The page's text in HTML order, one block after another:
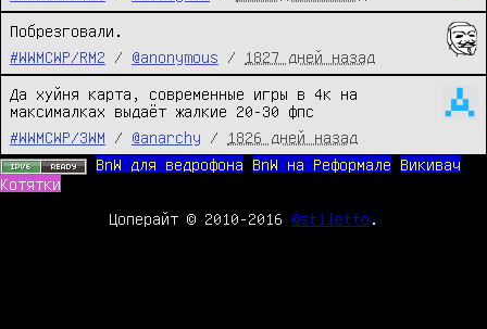
Побрезговали.
#WWMCWP/RM2
/ @anonymous / 1827 дней назад
Да хуйня карта, современные игры в 4к на
максималках выдаёт жалкие 20-30 фпс
#WWMCWP/3WM
/ @anarchy /
1826 дней назад
BnW для ведрофона
BnW на Реформале
Викивач
Котятки
Цоперайт © 2010-2016 @stiletto